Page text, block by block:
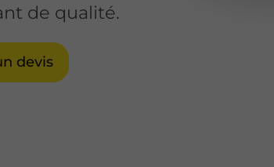
de qualité.
devis